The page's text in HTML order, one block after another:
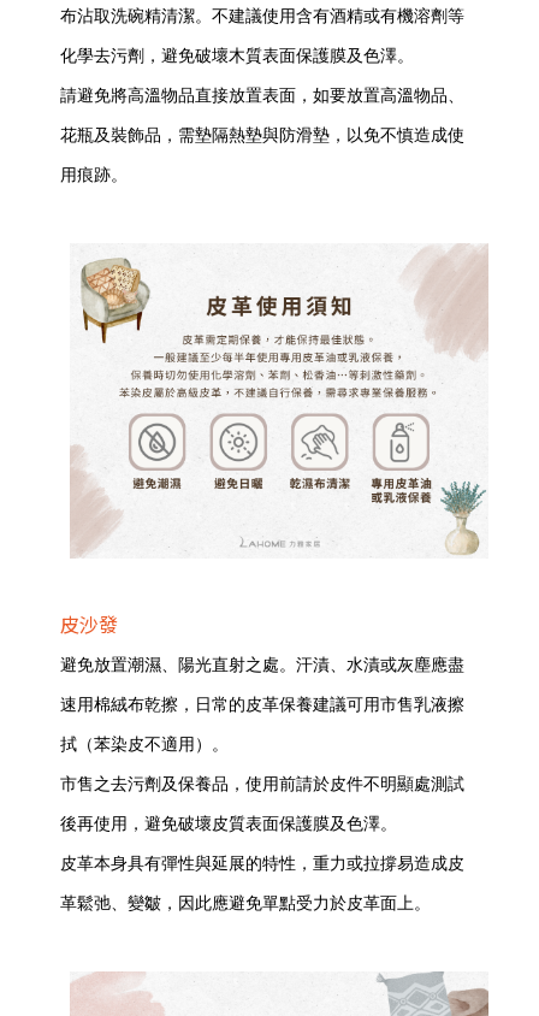
布沾取洗碗精清潔。不建議使用含有酒精或有機溶劑等
化學去污劑，避免破壞木質表面保護膜及色澤。
請避免將高溫物品直接放置表面，如要放置高溫物品、
花瓶及裝飾品，需墊隔熱墊與防滑墊，以免不慎造成使
用痕跡。
皮沙發
避免放置潮濕、陽光直射之處。汗漬、水漬或灰塵應盡
速用棉絨布乾擦，日常的皮革保養建議可用市售乳液擦
拭（苯染皮不適用）。
市售之去污劑及保養品，使用前請於皮件不明顯處測試
後再使用，避免破壞皮質表面保護膜及色澤。
皮革本身具有彈性與延展的特性，重力或拉撐易造成皮
革鬆弛、變皺，因此應避免單點受力於皮革面上。